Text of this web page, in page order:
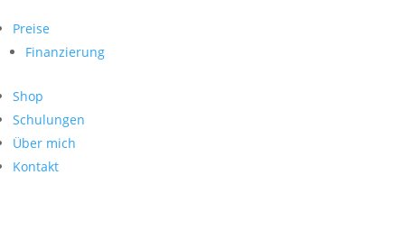
Preise
Finanzierung
Shop
Schulungen
Über mich
Kontakt
WordPress.org
Search
nach:
Archive
Kontakt
Impressum
Datenschutz